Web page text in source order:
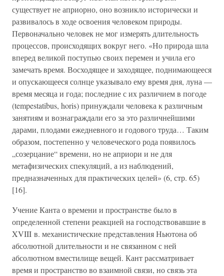
существует не априорно, оно возникло исторически и
развивалось в ходе освоения человеком природы.
Первоначально человек не мог измерять длительность
процессов, происходящих вокруг него. «Но природа шла
вперед великой поступью своих перемен и учила его
замечать время. Восходящее и заходящее, поднимающееся
и опускающееся солнце указывало ему время дня, луна —
время месяца и года; последние с их различием в погоде
(tempestatibus, horis) принуждали человека к различным
занятиям и вознаграждали его за это различнейшими
дарами, плодами ежедневного и годового труда… Таким
образом, постепенно у человеческого рода появилось
„созерцание“ времени, но не априори и не для
метафизических спекуляций, а из наблюдений,
предназначенных для практических целей» (6, стр. 65)
[16].
Учение Канта о времени и пространстве было в
определенной степени реакцией на господствовавшие в
XVIII в. механистические представления Ньютона об
абсолютной длительности и не связанном с ней
абсолютном вместилище вещей. Кант рассматривает
время и пространство во взаимной связи, но связь эта